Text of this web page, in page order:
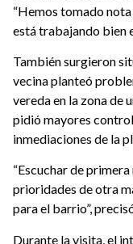
“Hemos tomado
está trabajando bien
También surgieron
vecina planteó
vereda en la zona de
pidió mayores
inmediaciones de la
“Escuchar de
prioridades de otra
para el barrio”,
Durante la visita, el